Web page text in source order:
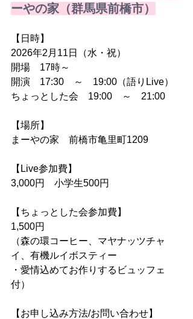
ーやの家（群馬県前橋市）
【日時】
2026年2月11日（水・祝）
開場　17時～
開演　17:30　～　19:00（語りLive）
ちょっとした会　19:00　～　21:00
【場所】
まーやの家　前橋市亀里町1209
【Live参加費】
3,000円　小学生500円
【ちょっとした会参加費】
1,500円
（森の環コーヒー、マヤナッツチャ
イ、有機ルイボスティー
・愛情込めてお作りするビュッフェ
付）
【お申し込み方法/お問い合わせ】